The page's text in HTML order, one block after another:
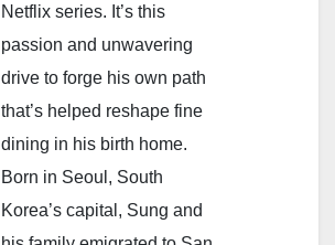
Netflix series. It’s this
passion and unwavering
drive to forge his own path
that’s helped reshape fine
dining in his birth home.
Born in Seoul, South
Korea’s capital, Sung and